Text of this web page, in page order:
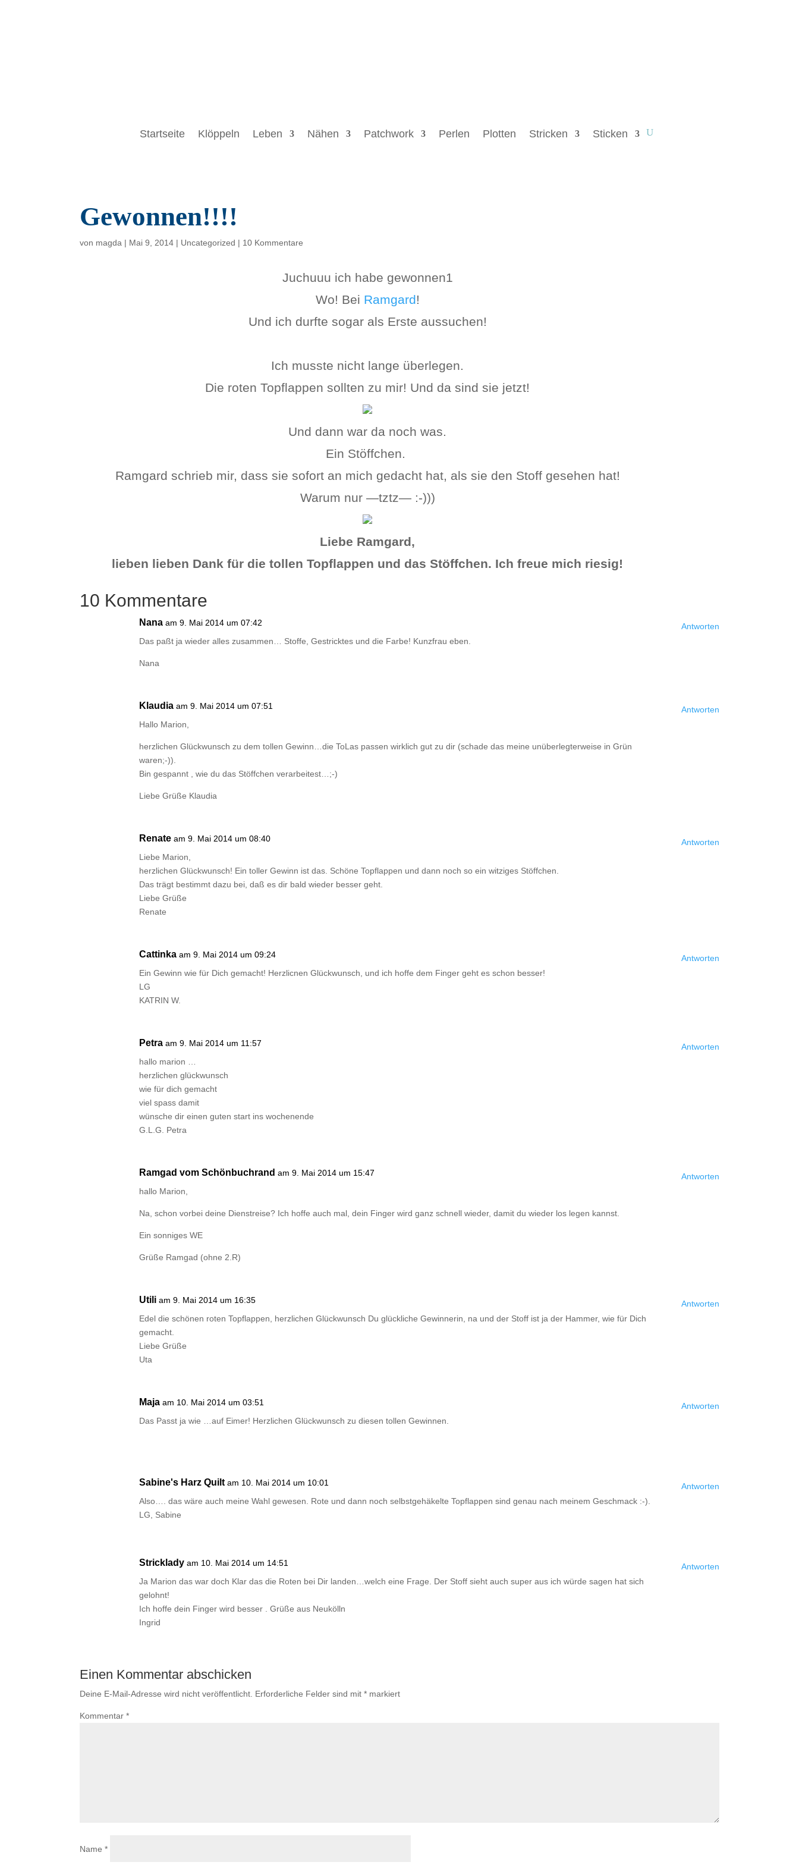
Startseite Klöppeln Leben Nähen Patchwork Perlen Plotten Stricken Sticken
Gewonnen!!!!
von magda | Mai 9, 2014 | Uncategorized | 10 Kommentare
Juchuuu ich habe gewonnen1
Wo! Bei Ramgard!
Und ich durfte sogar als Erste aussuchen!
Ich musste nicht lange überlegen.
Die roten Topflappen sollten zu mir! Und da sind sie jetzt!
Und dann war da noch was.
Ein Stöffchen.
Ramgard schrieb mir, dass sie sofort an mich gedacht hat, als sie den Stoff gesehen hat!
Warum nur —tztz— :-)))
Liebe Ramgard,
lieben lieben Dank für die tollen Topflappen und das Stöffchen. Ich freue mich riesig!
10 Kommentare
Nana am 9. Mai 2014 um 07:42
Das paßt ja wieder alles zusammen… Stoffe, Gestricktes und die Farbe! Kunzfrau eben.
Nana
Antworten
Klaudia am 9. Mai 2014 um 07:51
Hallo Marion,
herzlichen Glückwunsch zu dem tollen Gewinn…die ToLas passen wirklich gut zu dir (schade das meine unüberlegterweise in Grün
waren;-)).
Bin gespannt , wie du das Stöffchen verarbeitest…;-)
Liebe Grüße Klaudia
Antworten
Renate am 9. Mai 2014 um 08:40
Liebe Marion,
herzlichen Glückwunsch! Ein toller Gewinn ist das. Schöne Topflappen und dann noch so ein witziges Stöffchen.
Das trägt bestimmt dazu bei, daß es dir bald wieder besser geht.
Liebe Grüße
Renate
Antworten
Cattinka am 9. Mai 2014 um 09:24
Ein Gewinn wie für Dich gemacht! Herzlicnen Glückwunsch, und ich hoffe dem Finger geht es schon besser!
LG
KATRIN W.
Antworten
Petra am 9. Mai 2014 um 11:57
hallo marion …
herzlichen glückwunsch
wie für dich gemacht
viel spass damit
wünsche dir einen guten start ins wochenende
G.L.G. Petra
Antworten
Ramgad vom Schönbuchrand am 9. Mai 2014 um 15:47
hallo Marion,
Na, schon vorbei deine Dienstreise? Ich hoffe auch mal, dein Finger wird ganz schnell wieder, damit du wieder los legen kannst.
Ein sonniges WE
Grüße Ramgad (ohne 2.R)
Antworten
Utili am 9. Mai 2014 um 16:35
Edel die schönen roten Topflappen, herzlichen Glückwunsch Du glückliche Gewinnerin, na und der Stoff ist ja der Hammer, wie für Dich
gemacht.
Liebe Grüße
Uta
Antworten
Maja am 10. Mai 2014 um 03:51
Das Passt ja wie …auf Eimer! Herzlichen Glückwunsch zu diesen tollen Gewinnen.
Antworten
Sabine's Harz Quilt am 10. Mai 2014 um 10:01
Also…. das wäre auch meine Wahl gewesen. Rote und dann noch selbstgehäkelte Topflappen sind genau nach meinem Geschmack :-).
LG, Sabine
Antworten
Stricklady am 10. Mai 2014 um 14:51
Ja Marion das war doch Klar das die Roten bei Dir landen…welch eine Frage. Der Stoff sieht auch super aus ich würde sagen hat sich
gelohnt!
Ich hoffe dein Finger wird besser . Grüße aus Neukölln
Ingrid
Antworten
Einen Kommentar abschicken
Deine E-Mail-Adresse wird nicht veröffentlicht. Erforderliche Felder sind mit* markiert
Kommentar*
Name*